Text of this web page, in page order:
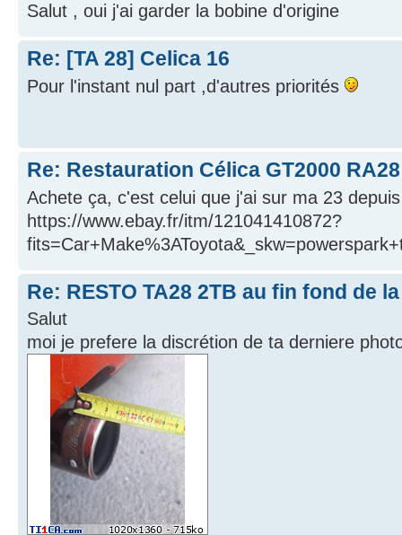
Salut , oui j'ai garder la bobine d'origine
Re: [TA 28] Celica 16
Pour l'instant nul part ,d'autres priorités
Re: Restauration Célica GT2000 RA28
Achete ça, c'est celui que j'ai sur ma 23
https://www.ebay.fr/itm/121041410872?
Re: RESTO TA28 2TB au fin fond de
Salut
moi je prefere la discrétion de ta derniere